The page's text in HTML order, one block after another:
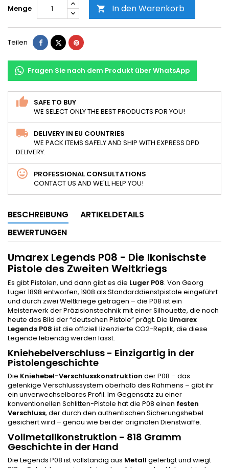
Menge  In den Warenkorb
Teilen TeilenTweetPinterest
Fragen Sie nach dem Produkt über WhatsApp
SAFE TO BUY
WE SELECT ONLY THE BEST PRODUCTS FOR YOU!
DELIVERY IN EU COUNTRIES
WE PACK ITEMS SAFELY AND SHIP WITH EXPRESS DPD
DELIVERY.
PROFESSIONAL CONSULTATIONS
CONTACT US AND WE'LL HELP YOU!
BESCHREIBUNG
ARTIKELDETAILS
BEWERTUNGEN
Umarex Legends P08 - Die Ikonischste
Pistole des Zweiten Weltkriegs
Es gibt Pistolen, und dann gibt es die Luger P08. Von Georg
Luger 1898 entworfen, 1908 als Standarddienstpistole eingeführt
und durch zwei Weltkriege getragen – die P08 ist ein
Meisterwerk der Präzisionstechnik mit einer Silhouette, die noch
heute das Bild der “deutschen Pistole” prägt. Die Umarex
Legends P08 ist die offiziell lizenzierte CO2-Replik, die diese
Legende lebendig werden lässt.
Kniehebelverschluss - Einzigartig in der
Pistolengeschichte
Die Kniehebel-Verschlusskonstruktion der P08 – das
gelenkige Verschlusssystem oberhalb des Rahmens – gibt ihr
ein unverwechselbares Profil. Im Gegensatz zu einer
konventionellen Schlitten-Pistole hat die P08 einen festen
Verschluss, der durch den authentischen Sicherungshebel
gesichert wird – genau wie bei der originalen Dienstwaffe.
Vollmetallkonstruktion - 818 Gramm
Geschichte in der Hand
Die Legends P08 ist vollständig aus Metall gefertigt und wiegt